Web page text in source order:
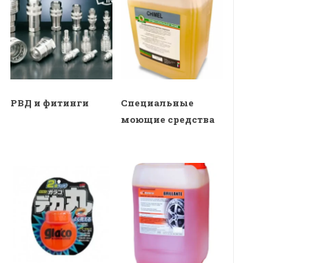
РВД и фитинги
Специальные
моющие средства